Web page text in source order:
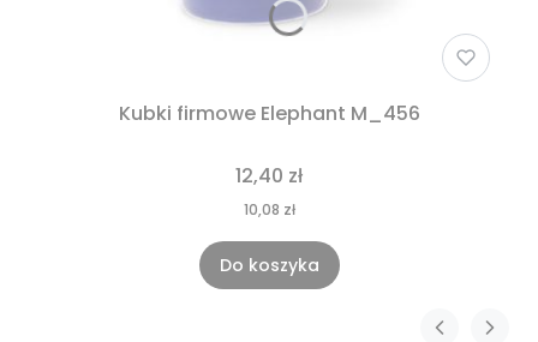
Kubki firmowe Elephant M_456
12,40 zł
10,08 zł
Do koszyka